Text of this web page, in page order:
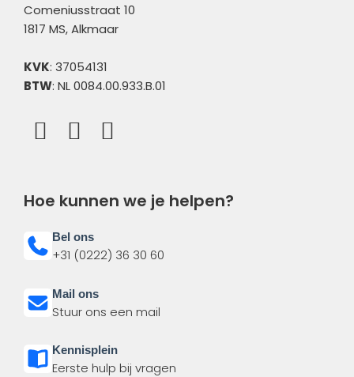
Comeniusstraat 10
1817 MS, Alkmaar
KVK: 37054131
BTW: NL 0084.00.933.B.01
Hoe kunnen we je helpen?
Bel ons
+31 (0222) 36 30 60
Mail ons
Stuur ons een mail
Kennisplein
Eerste hulp bij vragen